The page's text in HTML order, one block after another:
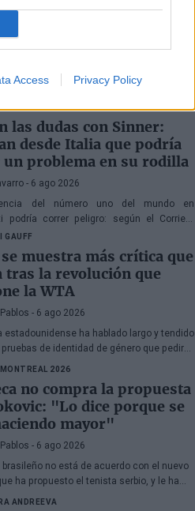
Access Privacy Policy
ATP
las dudas con Sinner:
desde Italia que podría
un problema en su rodilla
- 6 ago 2026
del número uno del mundo en
podría correr peligro: según el Corriere
el equipo de Jannik no descarta acudir
al US Open.
GAUFF
muestra más crítica que
tras la revolución que
la WTA
- 6 ago 2026
estadounidense ha hablado largo y tendido
de identidad de género que pedirá
2026
no compra la propuesta
"Lo dice porque se
mayor"
- 6 ago 2026
brasileño no está de acuerdo con el nuevo
ha propuesto el tenista serbio, y le ha
ANDREEVA